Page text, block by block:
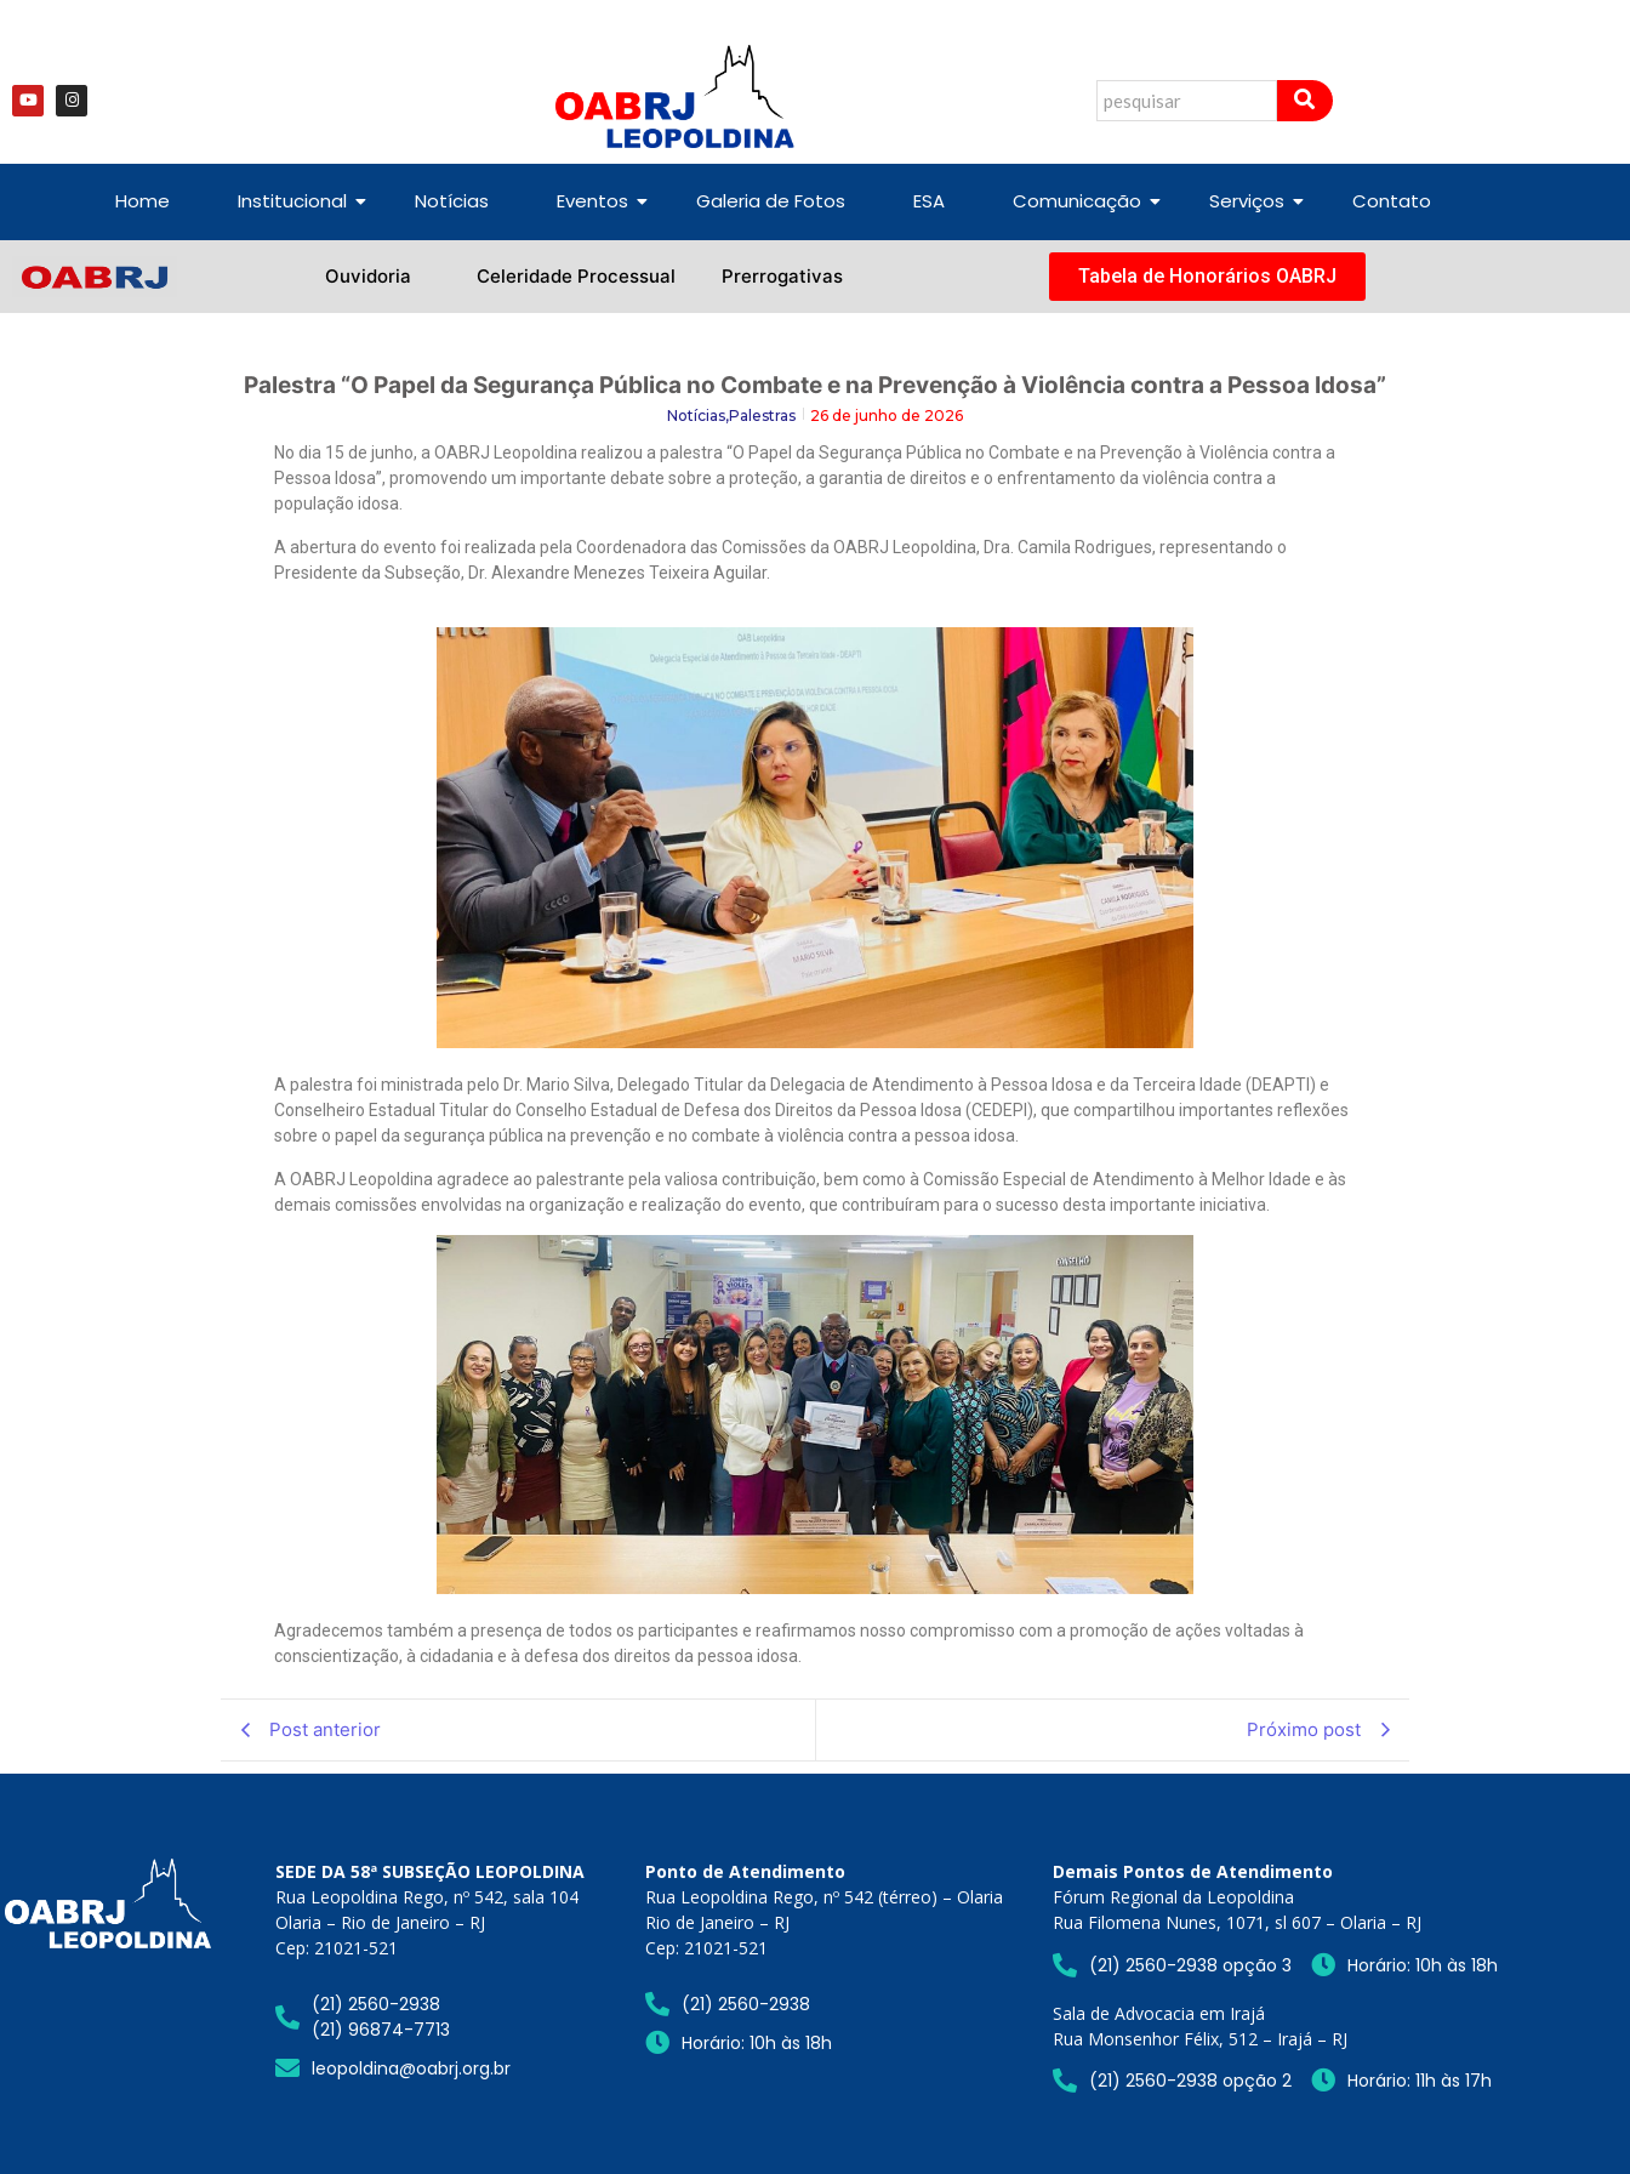
Home Institucional Notícias Eventos Galeria de Fotos ESA Comunicação Serviços Contato
Ouvidoria Celeridade Processual Prerrogativas Tabela de Honorários OABRJ
Palestra “O Papel da Segurança Pública no Combate e na Prevenção à Violência contra a Pessoa Idosa”
Notícias,Palestras 26 de junho de 2026
No dia 15 de junho, a OABRJ Leopoldina realizou a palestra “O Papel da Segurança Pública no Combate e na Prevenção à Violência contra a
Pessoa Idosa”, promovendo um importante debate sobre a proteção, a garantia de direitos e o enfrentamento da violência contra a
população idosa.
A abertura do evento foi realizada pela Coordenadora das Comissões da OABRJ Leopoldina, Dra. Camila Rodrigues, representando o
Presidente da Subseção, Dr. Alexandre Menezes Teixeira Aguilar.
A palestra foi ministrada pelo Dr. Mario Silva, Delegado Titular da Delegacia de Atendimento à Pessoa Idosa e da Terceira Idade (DEAPTI) e
Conselheiro Estadual Titular do Conselho Estadual de Defesa dos Direitos da Pessoa Idosa (CEDEPI), que compartilhou importantes reflexões
sobre o papel da segurança pública na prevenção e no combate à violência contra a pessoa idosa.
A OABRJ Leopoldina agradece ao palestrante pela valiosa contribuição, bem como à Comissão Especial de Atendimento à Melhor Idade e às
demais comissões envolvidas na organização e realização do evento, que contribuíram para o sucesso desta importante iniciativa.
Agradecemos também a presença de todos os participantes e reafirmamos nosso compromisso com a promoção de ações voltadas à
conscientização, à cidadania e à defesa dos direitos da pessoa idosa.
Post anterior Próximo post
SEDE DA 58ª SUBSEÇÃO LEOPOLDINA
Rua Leopoldina Rego, nº 542, sala 104
Olaria – Rio de Janeiro – RJ
Cep: 21021-521
(21) 2560-2938
(21) 96874-7713
leopoldina@oabrj.org.br
Ponto de Atendimento
Rua Leopoldina Rego, nº 542 (térreo) – Olaria
Rio de Janeiro – RJ
Cep: 21021-521
(21) 2560-2938
Horário: 10h às 18h
Demais Pontos de Atendimento
Fórum Regional da Leopoldina
Rua Filomena Nunes, 1071, sl 607 – Olaria – RJ
(21) 2560-2938 opção 3 Horário: 10h às 18h
Sala de Advocacia em Irajá
Rua Monsenhor Félix, 512 – Irajá – RJ
(21) 2560-2938 opção 2 Horário: 11h às 17h